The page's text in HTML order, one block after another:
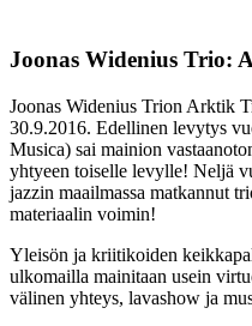
Joonas Widenius Trio:
Joonas Widenius Trion Arktik
30.9.2016. Edellinen levytys
Musica) sai mainion
yhtyeen toiselle levylle! Neljä
jazzin maailmassa matkannut
materiaalin voimin!
Yleisön ja kriitikoiden
ulkomailla mainitaan usein
välinen yhteys, lavashow ja